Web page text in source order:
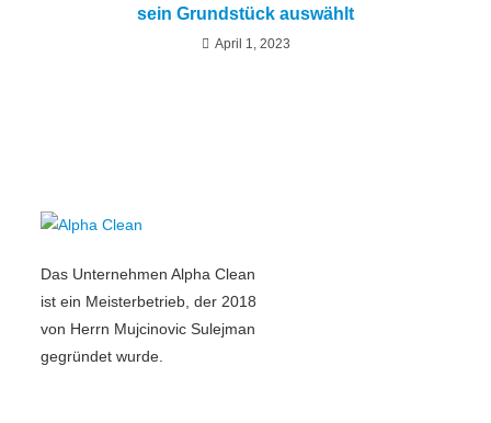
sein Grundstück auswählt
April 1, 2023
Das Unternehmen Alpha Clean
ist ein Meisterbetrieb, der 2018
von Herrn Mujcinovic Sulejman
gegründet wurde.